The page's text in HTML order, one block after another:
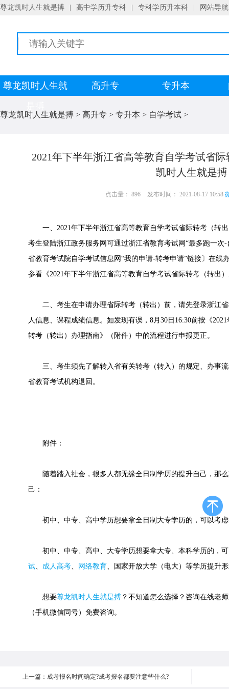
尊龙凯时人生就是搏 高中学历升专科 专科学历升本科 网站导航
尊龙凯时人生就
高升专 专升本
尊龙凯时人生就是搏 > 高升专 > 专升本 > 自学考试 >
2021年下半年浙江省高等教育自学考试省
凯时人生就是搏
点击量： 896 发布时间： 2021-08-17 10:58
一、2021年下半年浙江省高等教育自学考试省际转考（转出
考生登陆浙江政务服务网可通过浙江省教育考试网“最多跑一次
省教育考试院自学考试信息网“我的申请-转考申请”链接〕在线
参看《2021年下半年浙江省高等教育自学考试省际转考（转出
二、考生在申请办理省际转考（转出）前，请先登录浙江省
人信息、课程成绩信息。如发现有误，8月30日16:30前按《
转考（转出）办理指南》（附件）中的流程进行申报更正。
三、考生须先了解转入省有关转考（转入）的规定、办事流
省教育考试机构退回。
附件：
随着踏入社会，很多人都无缘全日制学历的提升自己，那么
己：
初中、中专、高中学历想要拿全日制大专学历的，可以考虑
初中、中专、高中、大专学历想要拿大专、本科学历的，可
试、 成人高考、 网络教育、国家开放大学（电大）等学历提升
想要尊龙凯时人生就是搏 ？不知道怎么选择？咨询在线老
（手机微信同号）免费咨询。
上一篇：成考报名时间确定?成考报名都要注意些什么?